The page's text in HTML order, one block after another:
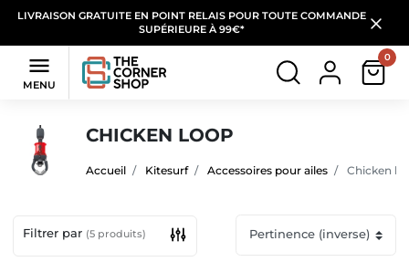
LIVRAISON GRATUITE EN POINT RELAIS POUR TOUTE COMMANDE
SUPÉRIEURE À 99€*

MENU
0
CHICKEN LOOP
Accueil Kitesurf Accessoires pour ailes Chicken
Filtrer par (5 produits)